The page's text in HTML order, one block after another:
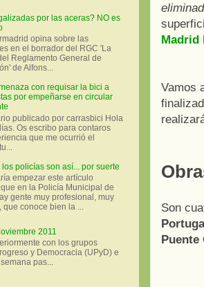
Madrid
Vamos
Son
Puente
por las aceras? NO es
opina sobre las
en el borrador del RGC 'La
Reglamento General de
de Alfons...
con requisar la bici a
por empeñarse en circular
publicado por carrasbici Hola
Os escribo para contaros
que me ocurrió el
los policías son así... por suerte
empezar este artículo
en la Policía Municipal de
gente muy profesional, muy
que conoce bien la ...
2011
con los grupos
y Democracia (UPyD) e
pas...